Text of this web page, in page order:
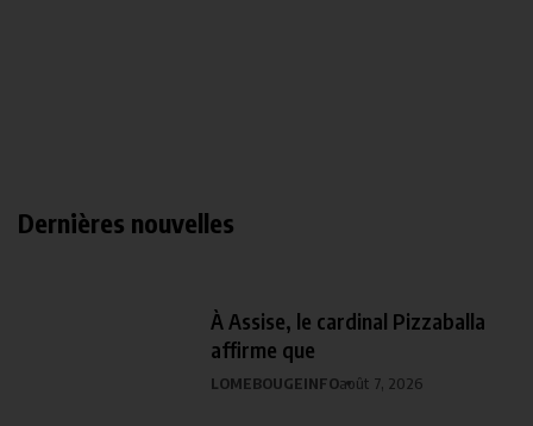
Dernières nouvelles
À Assise, le cardinal Pizzaballa
affirme que
LOMEBOUGEINFOaoût 7, 2026